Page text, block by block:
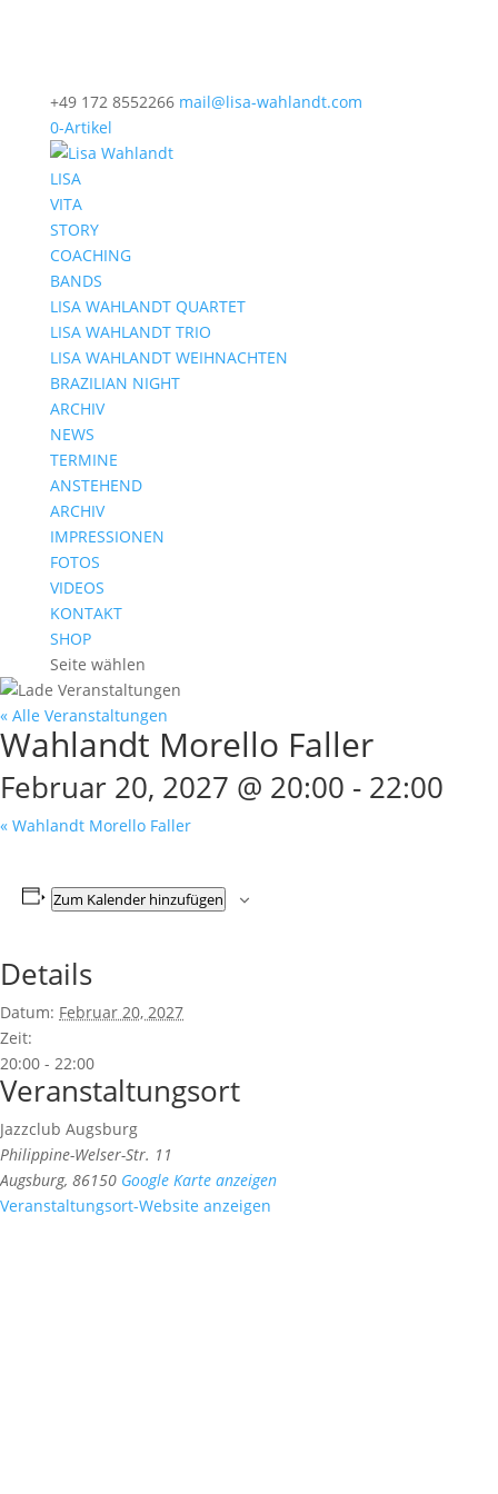
+49 172 8552266 mail@lisa-wahlandt.com
0-Artikel
LISA
VITA
STORY
COACHING
BANDS
LISA WAHLANDT QUARTET
LISA WAHLANDT TRIO
LISA WAHLANDT WEIHNACHTEN
BRAZILIAN NIGHT
ARCHIV
NEWS
TERMINE
ANSTEHEND
ARCHIV
IMPRESSIONEN
FOTOS
VIDEOS
KONTAKT
SHOP
Seite wählen
« Alle Veranstaltungen
Wahlandt Morello Faller
Februar 20, 2027 @ 20:00 - 22:00
« Wahlandt Morello Faller
Zum Kalender hinzufügen
Details
Datum: Februar 20, 2027
Zeit:
20:00 - 22:00
Veranstaltungsort
Jazzclub Augsburg
Philippine-Welser-Str. 11
Augsburg, 86150 Google Karte anzeigen
Veranstaltungsort-Website anzeigen